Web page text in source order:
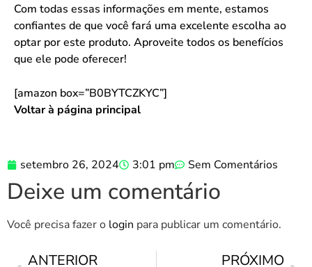
Com todas essas informações em mente, estamos
confiantes de que você fará uma excelente escolha ao
optar por este produto. Aproveite todos os benefícios
que ele pode oferecer!
[amazon box=”B0BYTCZKYC”]
Voltar à página principal
setembro 26, 2024 3:01 pm Sem Comentários
Deixe um comentário
Você precisa fazer o login para publicar um comentário.
ANTERIOR PRÓXIMO